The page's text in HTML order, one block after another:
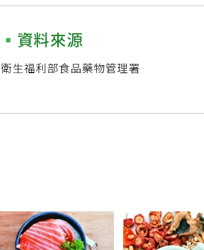
資料來源
衛生福利部食品藥物管理署